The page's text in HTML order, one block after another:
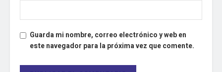
Guarda mi nombre, correo electrónico y web en
este navegador para la próxima vez que comente.